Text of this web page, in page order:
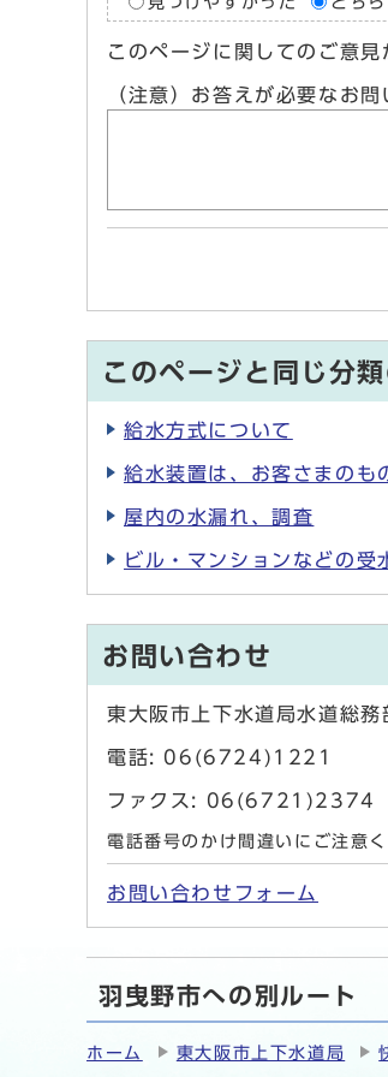
このページに関してのご意見
（注意）お答えが必要なお
このページと同じ分
給水方式について
給水装置は、お客さまのも
屋内の水漏れ、調査
ビル・マンションなどの受
お問い合わせ
東大阪市上下水道局水道総
電話: 06(6724)1221
ファクス: 06(6721)2374
電話番号のかけ間違いにご注意く
お問い合わせフォーム
羽曳野市への別ルート
ホーム 東大阪市上下水道局